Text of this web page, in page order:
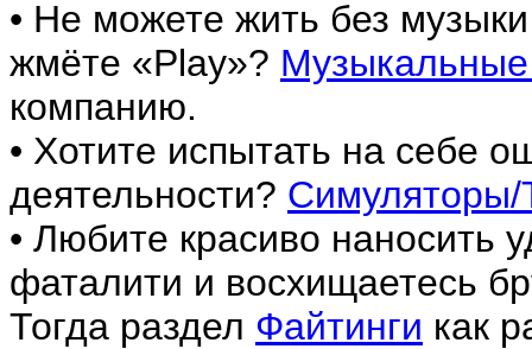
• Не можете жить без
жмёте «Play»?
компанию.
• Хотите испытать на себе
деятельности? Симуляторы/
• Любите красиво наносить
фаталити и восхищаетесь
Тогда раздел Файтинги как